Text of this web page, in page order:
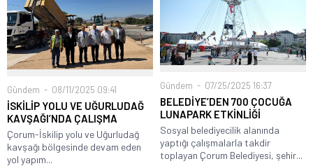
Gündem 08/11/2025 09:41
İSKİLİP YOLU VE UĞURLUDAĞ
KAVŞAĞI’NDA ÇALIŞMA
Çorum-İskilip yolu ve Uğurludağ
kavşağı bölgesinde devam eden
yol yapım...
Gündem 07/25/2025 16:37
BELEDİYE’DEN 700 ÇOCUĞA
LUNAPARK ETKİNLİĞİ
Sosyal belediyecilik alanında
yaptığı çalışmalarla takdir
toplayan Çorum Belediyesi, şehir...